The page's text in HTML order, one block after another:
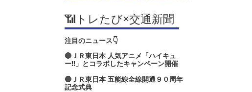
📶トレたび×交通新聞
注目のニュース👇
🔴ＪＲ東日本 人気アニメ「ハイキュ
ー‼」とコラボしたキャンペーン開催
🔴ＪＲ東日本 五能線全線開通９０周年
記念式典